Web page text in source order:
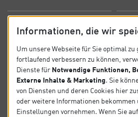
News
Datenschutz
SOCIAL
Informationen, die wir
Um unsere Webseite für Sie optimal zu
fortlaufend verbessern zu können,
Dienste für Notwendige Funktionen,
Externe Inhalte & Marketing. Sie
von Diensten und deren Cookies hier
oder weitere Informationen
Einstellungen vornehmen. Wenn Sie